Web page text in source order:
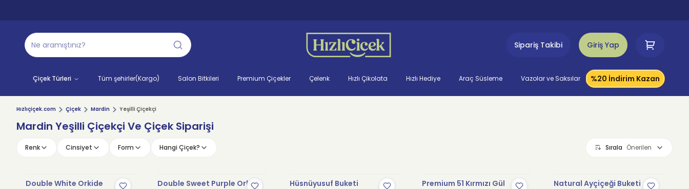
Sipariş Takibi Giriş Yap
Çiçek Türleri Tüm şehirler(Kargo) Salon Bitkileri Premium Çiçekler Çelenk Hızlı Çikolata Hızlı Hediye Araç Süsleme Vazolar ve Saksılar %20 İndirim Kazan
Hızlıçiçek.com Çiçek Mardin Yeşilli Çiçekçi
Mardin Yeşilli Çiçekçi Ve Çiçek Siparişi
Renk Cinsiyet Form Hangi Çiçek? Sırala Önerilen
Double White Orkide Double Sweet Purple Orkide Hüsnüyusuf Buketi Premium 51 Kırmızı Gül Natural Ayçiçeği Buketi